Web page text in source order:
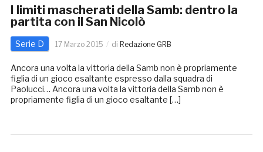
I limiti mascherati della Samb: dentro la
partita con il San Nicolò
Serie D 17 Marzo 2015 di Redazione GRB
Ancora una volta la vittoria della Samb non è propriamente
figlia di un gioco esaltante espresso dalla squadra di
Paolucci… Ancora una volta la vittoria della Samb non è
propriamente figlia di un gioco esaltante […]